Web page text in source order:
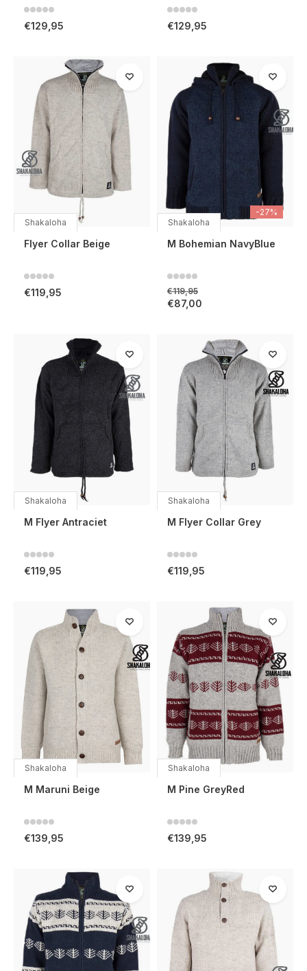
€129,95 €129,95
Shakaloha
Flyer Collar Beige
€119,95
-27%
Shakaloha
M Bohemian NavyBlue
€119,95
€87,00
Shakaloha
M Flyer Antraciet
€119,95
Shakaloha
M Flyer Collar Grey
€119,95
Shakaloha
M Maruni Beige
€139,95
Shakaloha
M Pine GreyRed
€139,95